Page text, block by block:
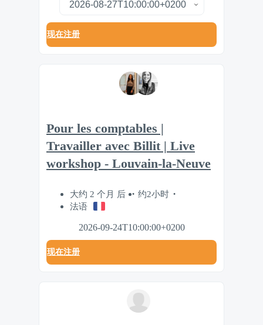
现在注册
Pour les comptables |
Travailler avec Billit | Live
workshop - Louvain-la-Neuve
大约 2 个月 后
约2小时
法语
2026-09-24T10:00:00+0200
现在注册